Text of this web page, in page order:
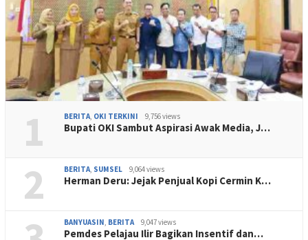
1 BERITA, OKI TERKINI 9,756 views
Bupati OKI Sambut Aspirasi Awak Media, J…
2 BERITA, SUMSEL 9,064 views
Herman Deru: Jejak Penjual Kopi Cermin K…
BANYUASIN, BERITA 9,047 views
Pemdes Pelajau Ilir Bagikan Insentif dan…